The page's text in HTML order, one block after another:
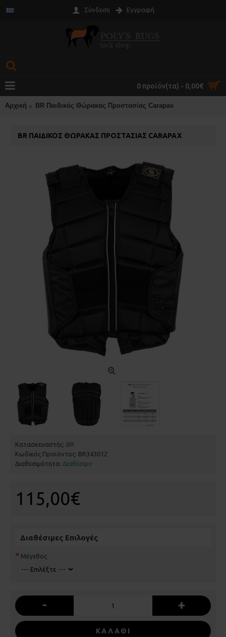
Σύνδεση Εγγραφή
0 προϊόν(τα) - 0,00€
Αρχική BR Παιδικός Θώρακας Προστασίας Carapax
BR ΠΑΙΔΙΚΌΣ ΘΏΡΑΚΑΣ ΠΡΟΣΤΑΣΊΑΣ CARAPAX
Κατασκευαστής: BR
Κωδικός Προϊόντος: BR343012
Διαθεσιμότητα: Διαθέσιμο
115,00€
Διαθέσιμες Επιλογές
Μέγεθος
- +
ΚΑΛΆΘΙ